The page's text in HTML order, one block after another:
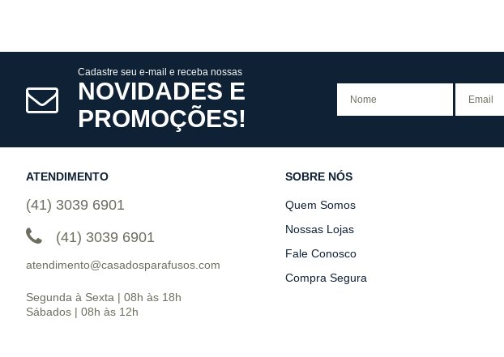
Cadastre seu e-mail e receba nossas
NOVIDADES E
PROMOÇÕES!
ATENDIMENTO
(41) 3039 6901
(41) 3039 6901
atendimento@casadosparafusos.com
Segunda à Sexta | 08h às 18h
Sábados | 08h às 12h
SOBRE NÓS
Quem Somos
Nossas Lojas
Fale Conosco
Compra Segura